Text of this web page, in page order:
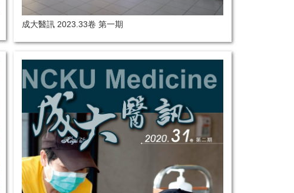
成大醫訊 2023.33卷 第一期